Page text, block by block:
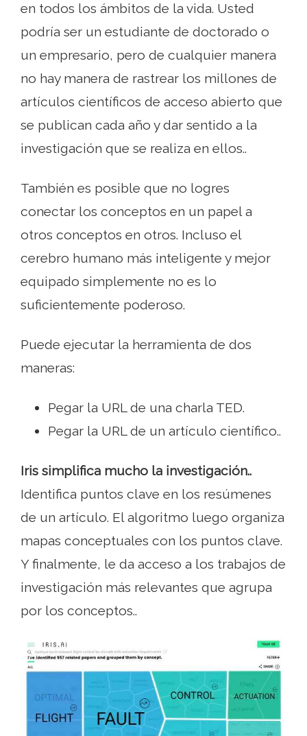
en todos los ámbitos de la vida. Usted
podría ser un estudiante de doctorado o
un empresario, pero de cualquier manera
no hay manera de rastrear los millones de
artículos científicos de acceso abierto que
se publican cada año y dar sentido a la
investigación que se realiza en ellos..
También es posible que no logres
conectar los conceptos en un papel a
otros conceptos en otros. Incluso el
cerebro humano más inteligente y mejor
equipado simplemente no es lo
suficientemente poderoso.
Puede ejecutar la herramienta de dos
maneras:
Pegar la URL de una charla TED.
Pegar la URL de un artículo científico..
Iris simplifica mucho la investigación..
Identifica puntos clave en los resúmenes
de un artículo. El algoritmo luego organiza
mapas conceptuales con los puntos clave.
Y finalmente, le da acceso a los trabajos de
investigación más relevantes que agrupa
por los conceptos..